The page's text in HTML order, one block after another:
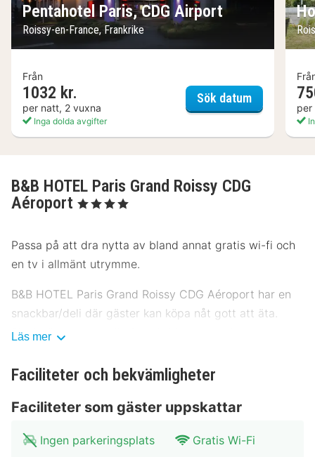
Pentahotel Paris, CDG Airport
Roissy-en-France, Frankrike
Från
1032 kr.
per natt, 2 vuxna
Inga dolda avgifter
Sök datumPentahotel
per
B&B HOTEL Paris Grand Roissy CDG
Aéroport , 4 Stjärnor
Passa på att dra nytta av bland annat gratis wi-fi och
en tv i allmänt utrymme.
B&B HOTEL Paris Grand Roissy CDG Aéroport har en
snackbar/deli där gäster kan köpa nåt gott att äta.
Släck törsten med din favoritdrink i boendets bar.
06.00 till 11.00.
Detta boende har fått sin officiella stjärngradering från
Frankrikes Turistutvecklingsbyrå, ATOUT France.
Gäster har tillgång till bland annat reception (öppen
Läs mer
Faciliteter och bekvämligheter
Faciliteter som gäster uppskattar
Ingen parkeringsplats
Gratis Wi-Fi